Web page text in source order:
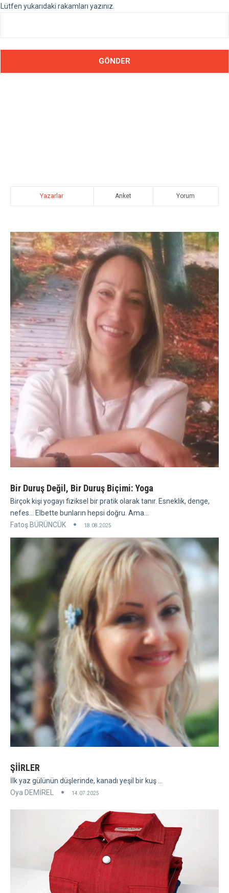
Lütfen yukarıdaki rakamları yazınız.
Yazarlar Anket Yorum
Bir Duruş Değil, Bir Duruş Biçimi: Yoga
Birçok kişi yogayı fiziksel bir pratik olarak tanır. Esneklik, denge,
nefes... Elbette bunların hepsi doğru. Ama...
Fatoş BÜRÜNCÜK
18.08.2025
ŞİİRLER
İlk yaz gülünün düşlerinde, kanadı yeşil bir kuş ...
Oya DEMİREL
14.07.2025